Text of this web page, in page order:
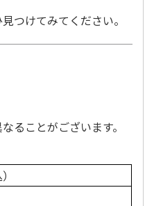
ックマ／マルチ
つけてみてください。
ることがございます。